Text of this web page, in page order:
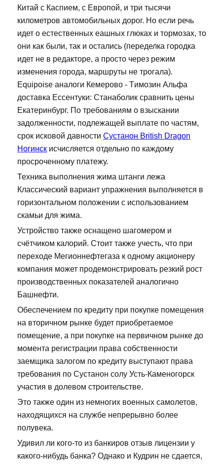
Китай с Каспием, с Европой, и три тысячи
километров автомобильных дорог. Но если речь
идет о естественных еашных глюках и тормозах, то
они как были, так и остались (переделка городка
идет не в редакторе, а просто через режим
изменения города, маршруты не трогала).
Equipoise аналоги Кемерово - Tимозин Альфа
доставка Ессентуки: Станаболик сравнить цены
Екатеринбург. По требованиям о взыскании
задолженности, подлежащей выплате по частям,
срок исковой давности Сустанон British Dragon
Ногинск исчисляется отдельно по каждому
просроченному платежу.
Техника выполнения жима штанги лежа
Классический вариант упражнения выполняется в
горизонтальном положении с использованием
скамьи для жима.
Устройство также оснащено шагомером и
счётчиком калорий. Стоит также учесть, что при
переходе Мегионнефтегаза к одному акционеру
компания может продемонстрировать резкий рост
производственных показателей аналогично
Башнефти.
Обеспечением по кредиту при покупке помещения
на вторичном рынке будет приобретаемое
помещение, а при покупке на первичном рынке до
момента регистрации права собственности
заемщика залогом по кредиту выступают права
требования по Сустанон солу Усть-Каменогорск
участия в долевом строительстве.
Это также один из немногих военных самолетов,
находящихся на службе непрерывно более
полувека.
Удивил ли кого-то из банкиров отзыв лицензии у
какого-нибудь банка? Однако и Кудрин не сдается,